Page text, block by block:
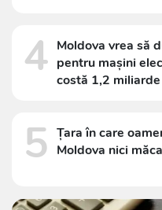
4 Moldova vrea să
pentru mașini
costă 1,2
5 Țara în care
Moldova nici